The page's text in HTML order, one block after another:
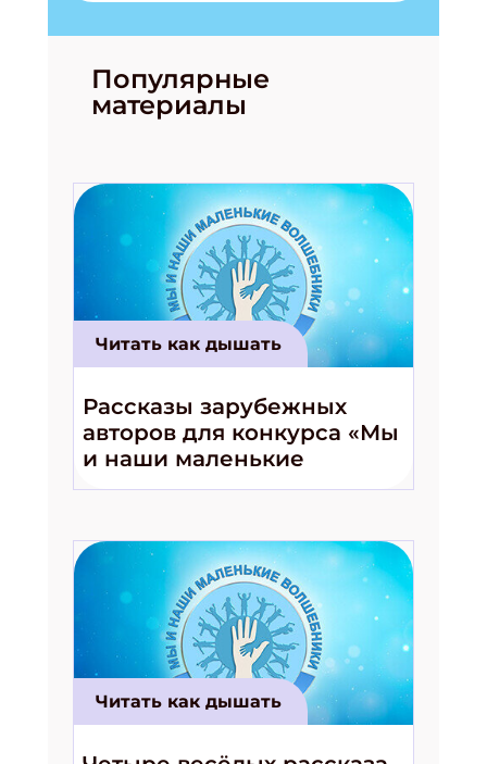
Популярные
материалы
Читать как дышать
Рассказы зарубежных
авторов для конкурса «Мы
и наши маленькие
волшебники!»
Читать как дышать